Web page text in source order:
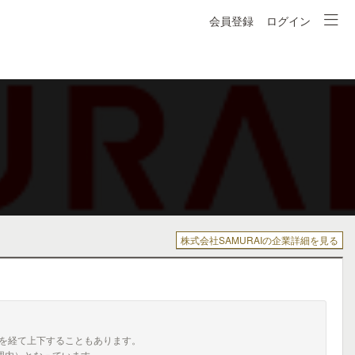
会員登録 ログイン
株式会社SAMURAIの企業詳細を見る
て上下することもあります。